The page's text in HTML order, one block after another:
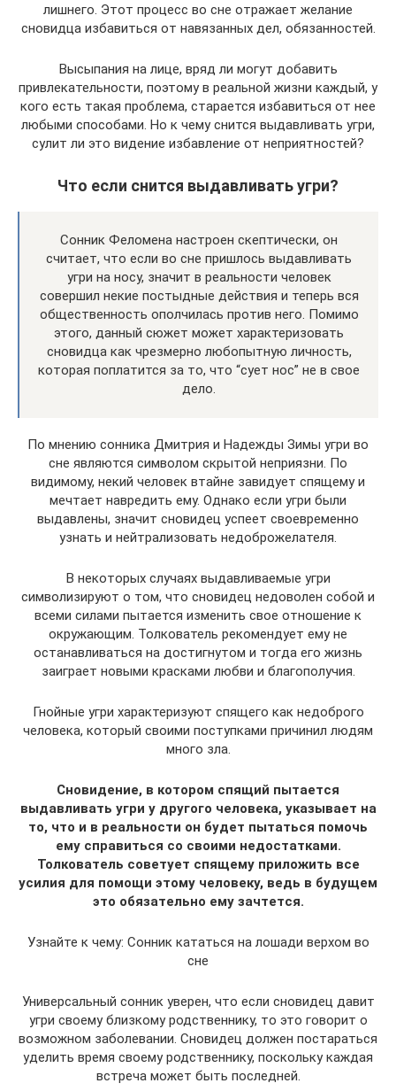
лишнего. Этот процесс во сне отражает желание
сновидца избавиться от навязанных дел, обязанностей.
Высыпания на лице, вряд ли могут добавить
привлекательности, поэтому в реальной жизни каждый, у
кого есть такая проблема, старается избавиться от нее
любыми способами. Но к чему снится выдавливать угри,
сулит ли это видение избавление от неприятностей?
Что если снится выдавливать угри?
Сонник Феломена настроен скептически, он
считает, что если во сне пришлось выдавливать
угри на носу, значит в реальности человек
совершил некие постыдные действия и теперь вся
общественность ополчилась против него. Помимо
этого, данный сюжет может характеризовать
сновидца как чрезмерно любопытную личность,
которая поплатится за то, что “сует нос” не в свое
дело.
По мнению сонника Дмитрия и Надежды Зимы угри во
сне являются символом скрытой неприязни. По
видимому, некий человек втайне завидует спящему и
мечтает навредить ему. Однако если угри были
выдавлены, значит сновидец успеет своевременно
узнать и нейтрализовать недоброжелателя.
В некоторых случаях выдавливаемые угри
символизируют о том, что сновидец недоволен собой и
всеми силами пытается изменить свое отношение к
окружающим. Толкователь рекомендует ему не
останавливаться на достигнутом и тогда его жизнь
заиграет новыми красками любви и благополучия.
Гнойные угри характеризуют спящего как недоброго
человека, который своими поступками причинил людям
много зла.
Сновидение, в котором спящий пытается
выдавливать угри у другого человека, указывает на
то, что и в реальности он будет пытаться помочь
ему справиться со своими недостатками.
Толкователь советует спящему приложить все
усилия для помощи этому человеку, ведь в будущем
это обязательно ему зачтется.
Узнайте к чему: Сонник кататься на лошади верхом во
сне
Универсальный сонник уверен, что если сновидец давит
угри своему близкому родственнику, то это говорит о
возможном заболевании. Сновидец должен постараться
уделить время своему родственнику, поскольку каждая
встреча может быть последней.